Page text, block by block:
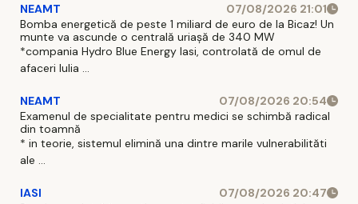
denigrat
NEAMT
07/08/2026 21:01
Bomba energetică de peste 1 miliard de euro de la Bicaz! Un
munte va ascunde o centrală uriașă de 340 MW
*compania Hydro Blue Energy Iasi, controlată de omul de
afaceri Iulia ...
NEAMT
07/08/2026 20:54
Examenul de specialitate pentru medici se schimbă radical
din toamnă
* in teorie, sistemul elimină una dintre marile vulnerabilităti
ale ...
IASI
07/08/2026 20:47